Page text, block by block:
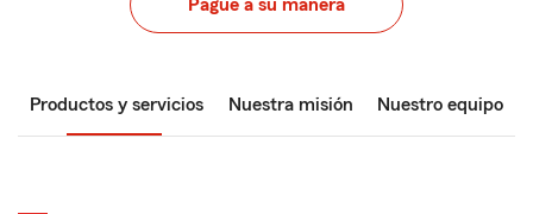
Pague a su manera
Productos y servicios Nuestra misión Nuestro equipo